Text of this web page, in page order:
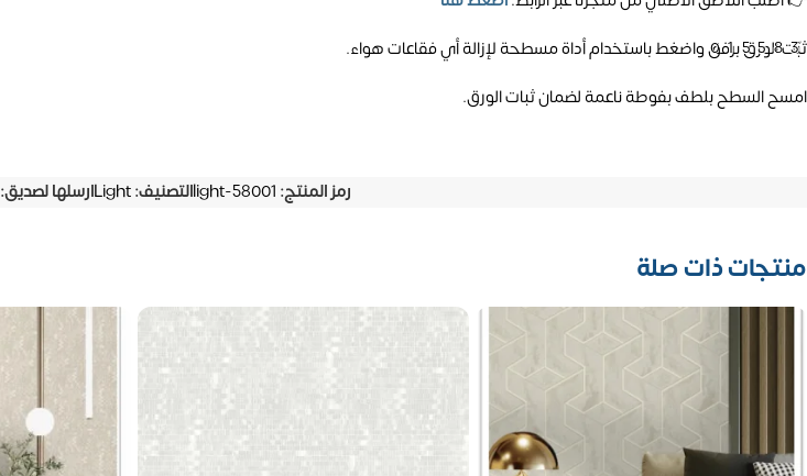
ثبّت الورق برفق واضغط باستخدام أداة مسطحة لإزالة أي فقاعات هواء.
امسح السطح بلطف بفوطة ناعمة لضمان ثبات الورق.
رمز المنتج: light-58001التصنيف:Lightارسلها لصديق:
منتجات ذات صلة